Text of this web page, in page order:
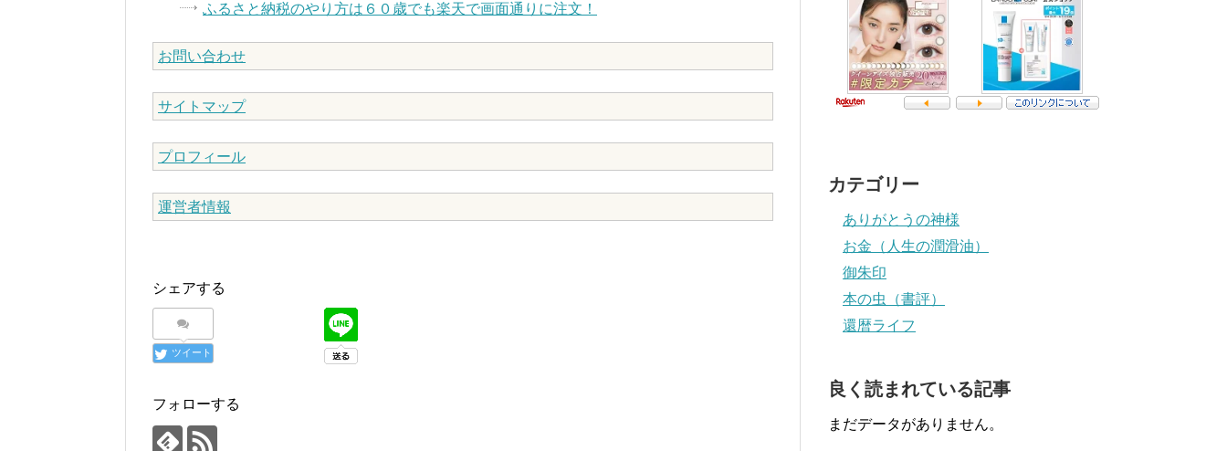
ふるさと納税のやり方は６０歳でも楽天で画面通りに注文！
お問い合わせ
サイトマップ
プロフィール
運営者情報
シェアする
ツイート
フォローする
カテゴリー
ありがとうの神様
お金（人生の潤滑油）
御朱印
本の虫（書評）
還暦ライフ
良く読まれている記事
まだデータがありません。